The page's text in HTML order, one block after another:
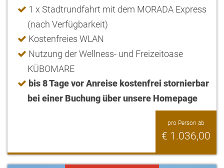
1 x Stadtrundfahrt mit dem MORADA Express
(nach Verfügbarkeit)
Kostenfreies WLAN
Nutzung der Wellness- und Freizeitoase
KÜBOMARE
bis 8 Tage vor Anreise kostenfrei stornierbar
bei einer Buchung über unsere Homepage
pro Person ab
€ 1.036,00